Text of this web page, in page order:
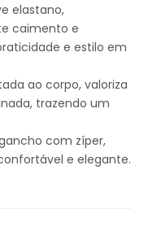
elastano,
caimento e
e estilo em
ao corpo, valoriza
trazendo um
com zíper,
e elegante.